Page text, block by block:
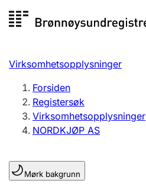
til
Registersøk
Aksjeselskap
Enkeltpersonforetak
Registrere, endre, slette
Lag og forening
Virksomhetsopplysninger
Forsiden
Registersøk
Virksomhetsopplysninger
NORDKJØP AS
Mørk bakgrunn